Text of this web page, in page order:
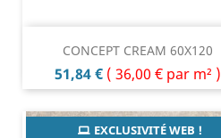
CONCEPT CREAM 60X120
Prix
51,84 € ( 36,00 € par m² )
EXCLUSIVITÉ WEB !